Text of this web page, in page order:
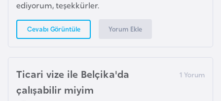
ediyorum, teşekkürler.
Cevabı Görüntüle Yorum Ekle
Ticari vize ile Belçika'da
çalışabilir miyim
G
i
n
e